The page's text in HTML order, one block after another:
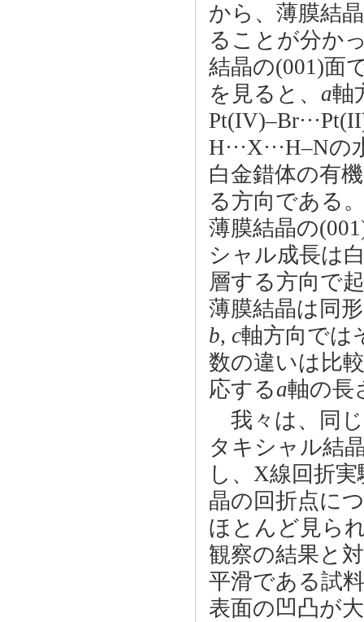
から、薄膜結
ることが分か
結晶の(001)面
を見ると、 a軸
H···X···H–N
白金錯体の有
る方向である
薄膜結晶の
シャル成長は
層する方向で
薄膜結晶は同
b, c軸方向では
数の違いは比
応するa軸の長
我々は、同
タキシャル結
し、X線回折
晶の回折点に
ほとんど見ら
観察の結果と
平滑である試
表面の凹凸が